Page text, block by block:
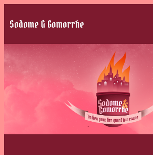
Sodome & Gomorrhe